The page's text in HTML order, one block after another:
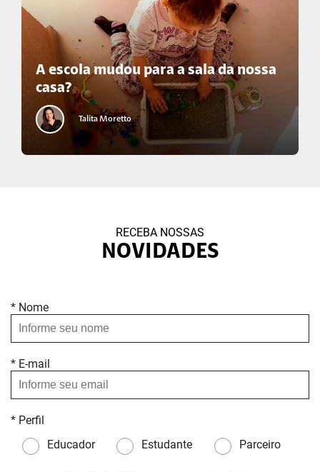
A escola mudou para a sala da nossa
casa?
Talita Moretto
RECEBA NOSSAS
NOVIDADES
* Nome
* E-mail
* Perfil
Educador
Estudante Parceiro